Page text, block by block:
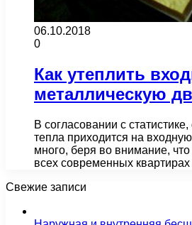
06.10.2018
0
Как утеплить
металлическую
В согласовании с
тепла приходится на
много, беря во внимание,
всех современных
Свежие записи